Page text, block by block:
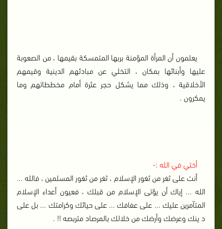
يعلمون أن المرأة المؤمنة بربها المتمسكة بقيمها ، من الصعوبة
عليها وأبنائها بمكان ، التخلي عن مبادئهم الدينية وقيمهم
الأخلاقية ، وذلك مما يشكل حجر عثرة أمام مخططاتهم وما
يمكرون .
أختي في الله :-
أنت على ثغر من ثغور الإسلام ، ثغر من ثغور المسلمين ، فالله ...
الله ... إياك أن يؤتى الإسلام من قبلك ، فعيون أعداء الإسلام
المتآمرين عليك ... على عفافك ... على حيائك وكرامتك ... بل على
د ينك وعرضك وأرضك من خلالك بالمرصاد متربصه !! .